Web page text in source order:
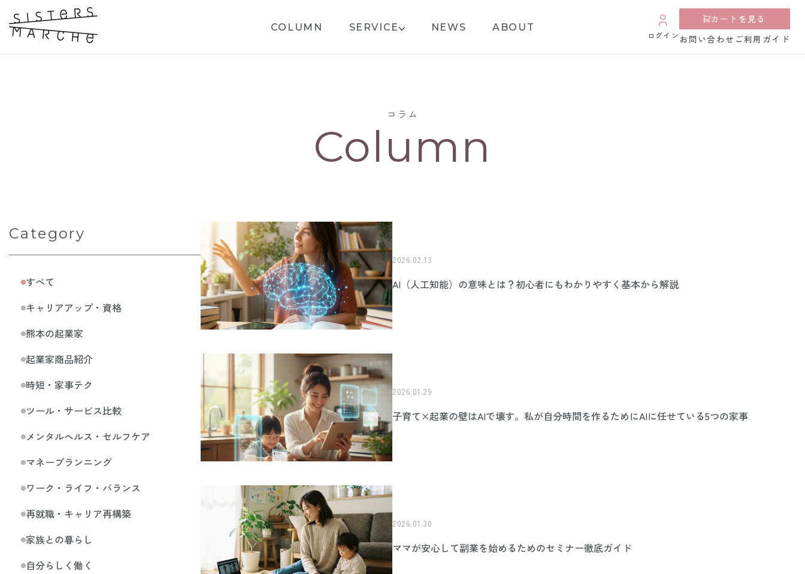
COLUMN SERVICE NEWS ABOUT
ログイン
カートを見る
お問い合わせ ご利用ガイド
コラム
Column
2026.02.13
AI（人工知能）の意味とは？初心者にもわかりやすく基本から解説
2026.01.29
子育て×起業の壁はAIで壊す。私が自分時間を作るためにAIに任せている5つの家事
2026.01.30
ママが安心して副業を始めるためのセミナー徹底ガイド
Category
すべて
キャリアアップ・資格
熊本の起業家
起業家商品紹介
時短・家事テク
ツール・サービス比較
メンタルヘルス・セルフケア
マネープランニング
ワーク・ライフ・バランス
再就職・キャリア再構築
家族との暮らし
自分らしく働く